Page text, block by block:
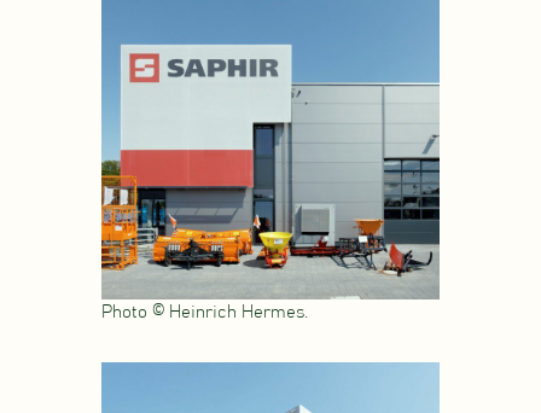
Photo © Heinrich Hermes.